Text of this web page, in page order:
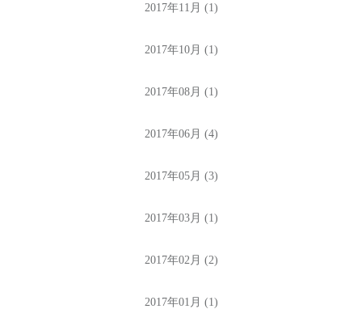
2017年11月 (1)
2017年10月 (1)
2017年08月 (1)
2017年06月 (4)
2017年05月 (3)
2017年03月 (1)
2017年02月 (2)
2017年01月 (1)